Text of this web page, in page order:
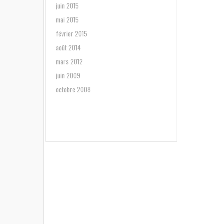
juin 2015
mai 2015
février 2015
août 2014
mars 2012
juin 2009
octobre 2008